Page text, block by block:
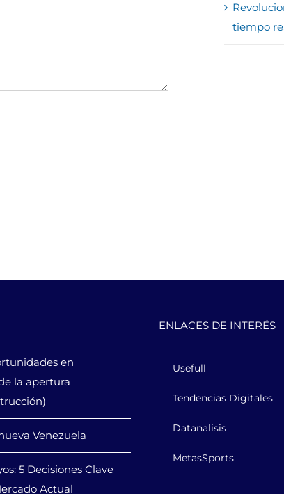
tiempo
en
la apertura
Venezuela
5 Decisiones Clave
Actual
ENLACES DE INTERÉS
Usefull
Tendencias Digitales
Datanalisis
MetasSports